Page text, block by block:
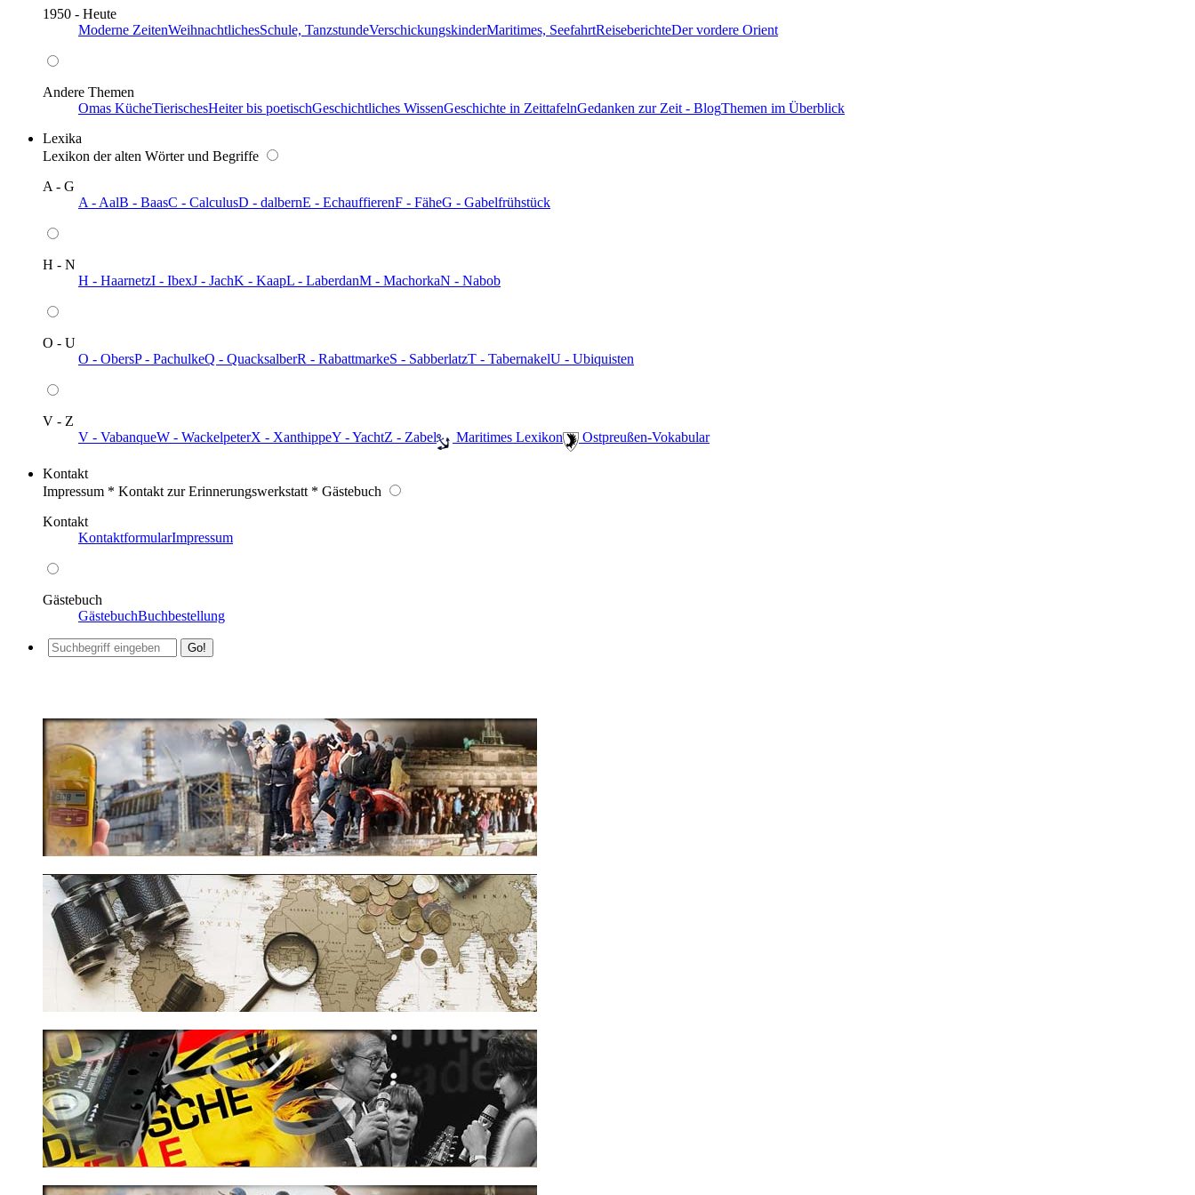
1950 - Heute
Moderne ZeitenWeihnachtlichesSchule, TanzstundeVerschickungskinderMaritimes, SeefahrtReiseberichteDer vordere Orient
Andere Themen
Omas KücheTierischesHeiter bis poetischGeschichtliches WissenGeschichte in ZeittafelnGedanken zur Zeit - BlogThemen im Überblick
Lexika
Lexikon der alten Wörter und Begriffe
A - G
A - AalB - BaasC - CalculusD - dalbernE - EchauffierenF - FäheG - Gabelfrühstück
H - N
H - HaarnetzI - IbexJ - JachK - KaapL - LaberdanM - MachorkaN - Nabob
O - U
O - ObersP - PachulkeQ - QuacksalberR - RabattmarkeS - SabberlatzT - TabernakelU - Ubiquisten
V - Z
V - VabanqueW - WackelpeterX - XanthippeY - YachtZ - Zabel ️ Maritimes Lexikon ️ Ostpreußen-Vokabular
Kontakt
Impressum * Kontakt zur Erinnerungswerkstatt * Gästebuch
Kontakt
KontaktformularImpressum
Gästebuch
GästebuchBuchbestellung